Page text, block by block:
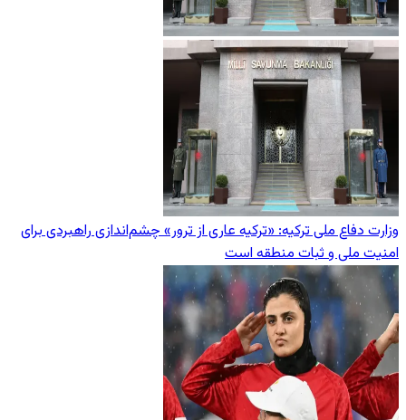
وزارت دفاع ملی ترکیه: «ترکیه عاری از ترور» چشم‌اندازی راهبردی برای
امنیت ملی و ثبات منطقه است